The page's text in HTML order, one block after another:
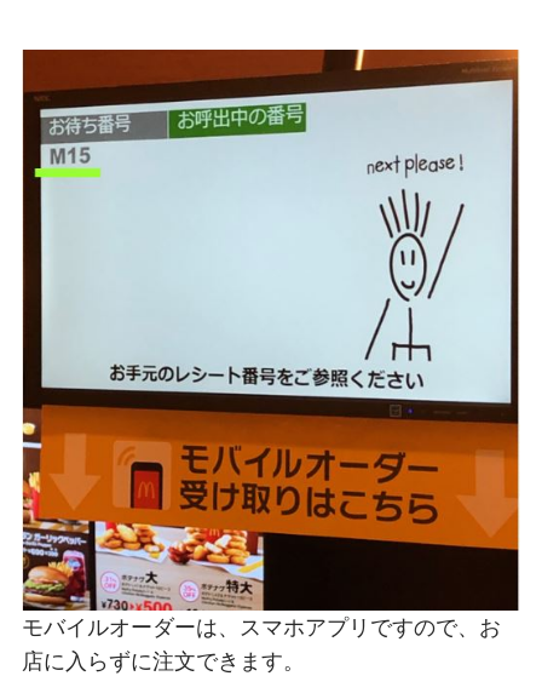
モバイルオーダーは、スマホアプリですので、お
店に入らずに注文できます。